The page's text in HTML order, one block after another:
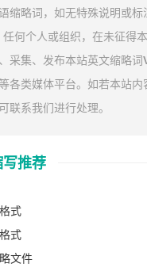
缩略词，如无特殊说明或标
何个人或组织，在未征得
采集、发布本站英文缩略词
各类媒体平台。如若本站内
联系我们进行处理。
推荐
式
式
文件